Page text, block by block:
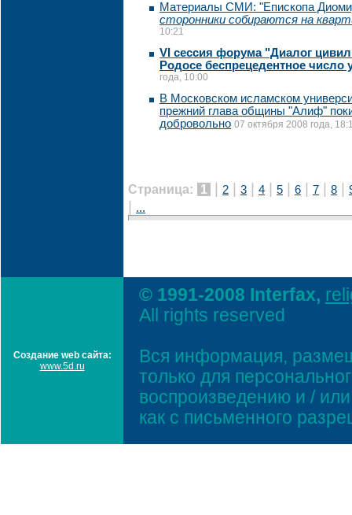
Материалы СМИ: "Епископа
сторонники собираются на
10:21
VI сессия форума "Диалог
Родосе беспрецедентное число
года, 10:00
В Московском исламском
прежний глава общины "Алиф"
добровольно 07 октября 2008 года,
Страница: 1 | 2 | 3 | 4 | 5 | 6 | 7 | 8 |
| ...
Создание web сайта:
www.5d.ru
© 1991-2008 Interfax,
All rights reserved
Вся информация,
только для
воспроизведению и /
как с письменного